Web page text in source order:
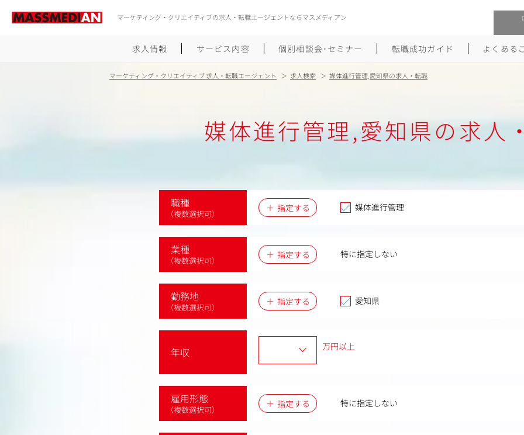
マーケティング・クリエイティブの求人・転職エージェントならマスメディアン
求人情報 サービス内容 個別相談会･セミナー 転職成功ガイド
履歴書のつくり方
面接対策
大手広告会社への転職
よくある
マーケティング・クリエイティブ 求人・転職エージェント 求人検索 媒体進行管理,愛知県の求人・転職
媒体進行管理,愛知県の求人
職種
（複数選択可）
指定する 媒体進行管理
業種
（複数選択可）
指定する 特に指定しない
勤務地
（複数選択可）
指定する 愛知県
年収 万円以上
雇用形態
（複数選択可）
指定する 特に指定しない